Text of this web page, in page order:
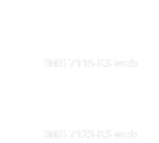
IMG 7116-KS-web
IMG 7123-KS-web